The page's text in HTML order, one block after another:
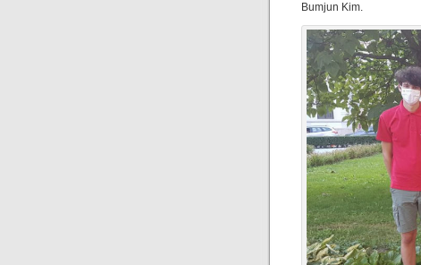
Bumjun Kim.